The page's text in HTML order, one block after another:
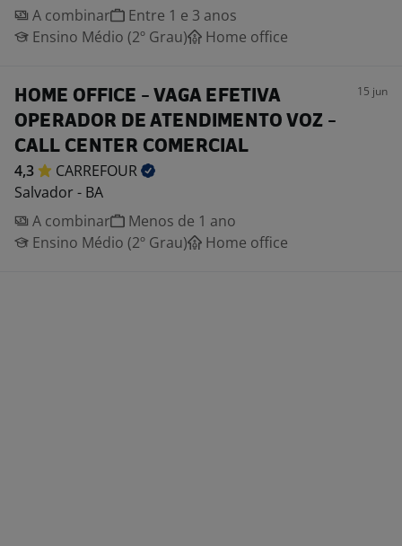
A combinar
Entre 1 e 3 anos
Ensino Médio (2º Grau)
Home office
HOME OFFICE - VAGA EFETIVA
OPERADOR DE ATENDIMENTO VOZ -
CALL CENTER COMERCIAL
15 jun
4,3
CARREFOUR
Salvador - BA
A combinar
Menos de 1 ano
Ensino Médio (2º Grau)
Home office